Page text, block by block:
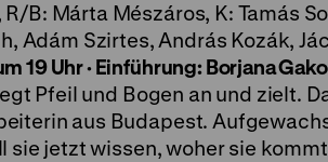
B: Márta Mészáros, K: Tamás
Adám Szirtes, András Kozák,
19 Uhr · Einführung: Borjana
Pfeil und Bogen an und zielt.
aus Budapest.
sie jetzt wissen, woher sie